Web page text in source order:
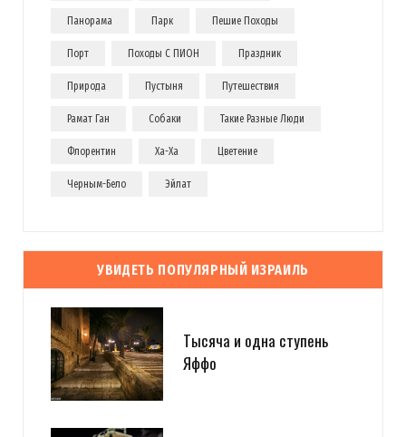
Панорама Парк Пешие Походы
Порт Походы С ПИОН Праздник
Природа Пустыня Путешествия
Рамат Ган Собаки Такие Разные Люди
Флорентин Ха-Ха Цветение
Черным-Бело Эйлат
УВИДЕТЬ ПОПУЛЯРНЫЙ ИЗРАИЛЬ
Тысяча и одна ступень
Яффо